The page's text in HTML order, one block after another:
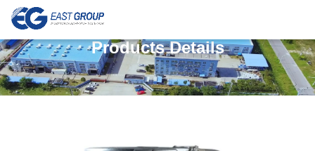
Products Details